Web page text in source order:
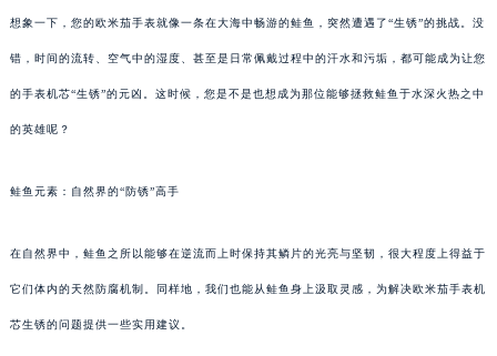
想象一下，您的欧米茄手表就像一条在大海中畅游的鲑鱼，突然遭遇了“生锈”的挑战。没
错，时间的流转、空气中的湿度、甚至是日常佩戴过程中的汗水和污垢，都可能成为让您
的手表机芯“生锈”的元凶。这时候，您是不是也想成为那位能够拯救鲑鱼于水深火热之中
的英雄呢？
鲑鱼元素：自然界的“防锈”高手
在自然界中，鲑鱼之所以能够在逆流而上时保持其鳞片的光亮与坚韧，很大程度上得益于
它们体内的天然防腐机制。同样地，我们也能从鲑鱼身上汲取灵感，为解决欧米茄手表机
芯生锈的问题提供一些实用建议。